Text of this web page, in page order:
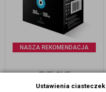
Ustawienia ciasteczek
NASZA REKOMENDACJA
EYELOVE
ULTRACOMFORT